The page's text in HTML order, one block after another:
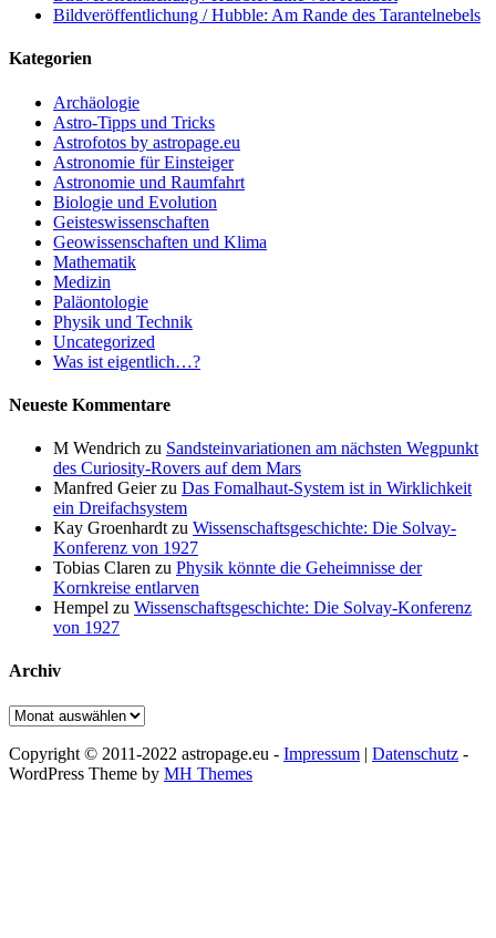
Bildveröffentlichung / Hubble: Am Rande des Tarantelnebels
Kategorien
Archäologie
Astro-Tipps und Tricks
Astrofotos by astropage.eu
Astronomie für Einsteiger
Astronomie und Raumfahrt
Biologie und Evolution
Geisteswissenschaften
Geowissenschaften und Klima
Mathematik
Medizin
Paläontologie
Physik und Technik
Uncategorized
Was ist eigentlich…?
Neueste Kommentare
M Wendrich zu Sandsteinvariationen am nächsten Wegpunkt
des Curiosity-Rovers auf dem Mars
Manfred Geierzu Das Fomalhaut-System ist in Wirklichkeit
ein Dreifachsystem
Kay Groenhardt zu Wissenschaftsgeschichte: Die Solvay-
Konferenz von 1927
Tobias Claren zu Physik könnte die Geheimnisse der
Kornkreise entlarven
Hempel zu Wissenschaftsgeschichte: Die Solvay-Konferenz
von 1927
Archiv
Archiv
Copyright © 2011-2022 astropage.eu - Impressum | Datenschutz -
WordPress Theme by MH Themes